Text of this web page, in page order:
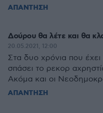
ΑΠΑΝΤΗΣΗ
Δούρου θα λέτε και θα
20.05.2021, 12:00
Στα δυο χρόνια που
σπάσει το ρεκορ
Ακόμα και οι
ΑΠΑΝΤΗΣΗ